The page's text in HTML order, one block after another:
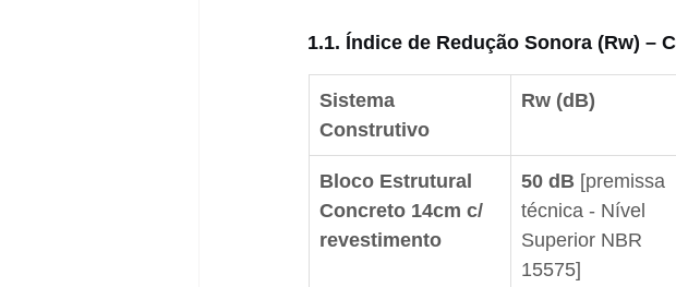
1.1. Índice de Redução Sonora (Rw) –
Sistema
Construtivo
Rw (dB)
Bloco Estrutural
Concreto 14cm c/
revestimento
50 dB [premissa
técnica - Nível
Superior NBR
15575]